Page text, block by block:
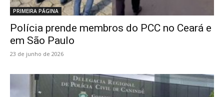
PRIMEIRA PÁGINA
Polícia prende membros do PCC no Ceará e
em São Paulo
23 de junho de 2026